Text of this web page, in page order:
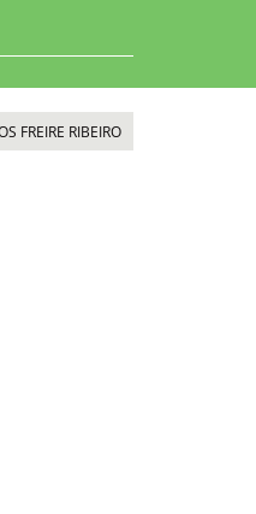
FREIRE RIBEIRO